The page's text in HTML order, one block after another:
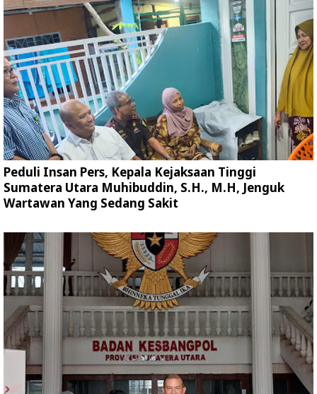
Peduli Insan Pers, Kepala Kejaksaan Tinggi
Sumatera Utara Muhibuddin, S.H., M.H, Jenguk
Wartawan Yang Sedang Sakit